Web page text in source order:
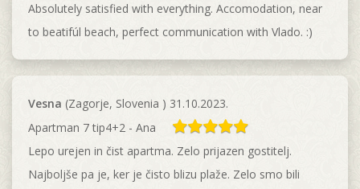
Absolutely satisfied with everything. Accomodation, near
to beatifúl beach, perfect communication with Vlado. :)
Vesna (Zagorje, Slovenia ) 31.10.2023.
Apartman 7 tip4+2 - Ana
Lepo urejen in čist apartma. Zelo prijazen gostitelj.
Najboljše pa je, ker je čisto blizu plaže. Zelo smo bili